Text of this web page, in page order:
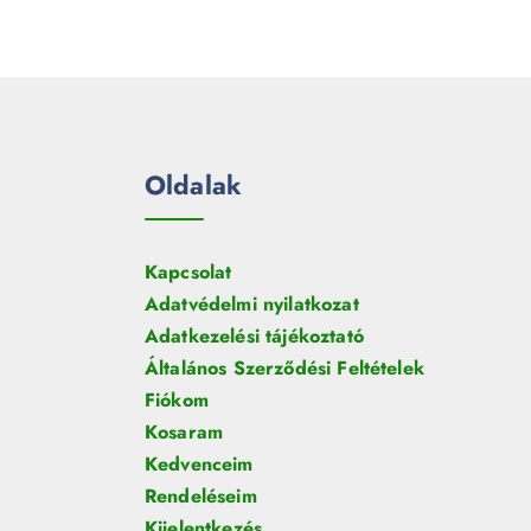
Oldalak
Kapcsolat
Adatvédelmi nyilatkozat
Adatkezelési tájékoztató
Általános Szerződési Feltételek
Fiókom
Kosaram
Kedvenceim
Rendeléseim